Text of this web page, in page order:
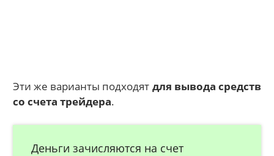
Эти же варианты подходят для вывода средств
со счета трейдера.
Деньги зачисляются на счет